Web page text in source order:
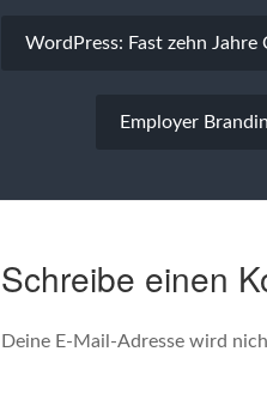
WordPress: Fast zehn
Employer
Schreibe einen
Deine E-Mail-Adresse wird